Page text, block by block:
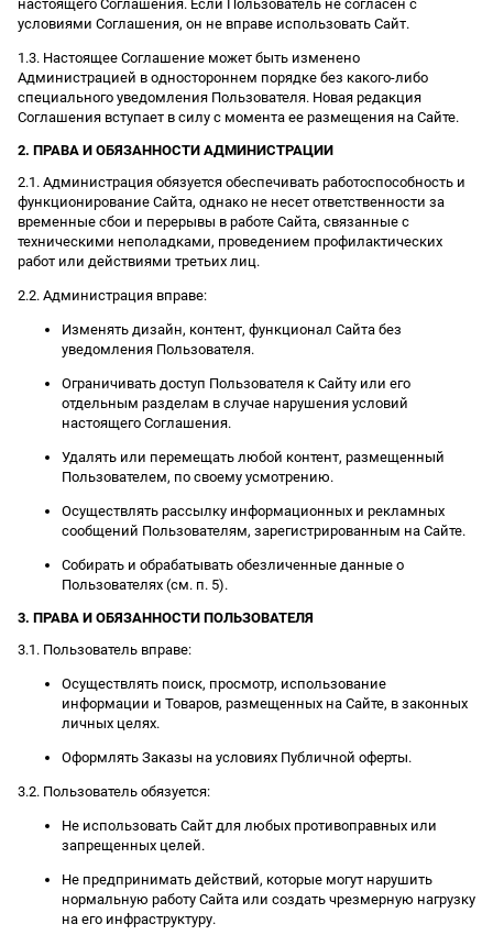
настоящего Соглашения. Если Пользователь не согласен с
условиями Соглашения, он не вправе использовать Сайт.
1.3. Настоящее Соглашение может быть изменено
Администрацией в одностороннем порядке без какого-либо
специального уведомления Пользователя. Новая редакция
Соглашения вступает в силу с момента ее размещения на Сайте.
2. ПРАВА И ОБЯЗАННОСТИ АДМИНИСТРАЦИИ
2.1. Администрация обязуется обеспечивать работоспособность и
функционирование Сайта, однако не несет ответственности за
временные сбои и перерывы в работе Сайта, связанные с
техническими неполадками, проведением профилактических
работ или действиями третьих лиц.
2.2. Администрация вправе:
Изменять дизайн, контент, функционал Сайта без
уведомления Пользователя.
Ограничивать доступ Пользователя к Сайту или его
отдельным разделам в случае нарушения условий
настоящего Соглашения.
Удалять или перемещать любой контент, размещенный
Пользователем, по своему усмотрению.
Осуществлять рассылку информационных и рекламных
сообщений Пользователям, зарегистрированным на Сайте.
Собирать и обрабатывать обезличенные данные о
Пользователях (см. п. 5).
3. ПРАВА И ОБЯЗАННОСТИ ПОЛЬЗОВАТЕЛЯ
3.1. Пользователь вправе:
Осуществлять поиск, просмотр, использование
информации и Товаров, размещенных на Сайте, в законных
личных целях.
Оформлять Заказы на условиях Публичной оферты.
3.2. Пользователь обязуется:
Не использовать Сайт для любых противоправных или
запрещенных целей.
Не предпринимать действий, которые могут нарушить
нормальную работу Сайта или создать чрезмерную нагрузку
на его инфраструктуру.